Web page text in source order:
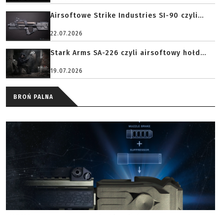
Airsoftowe Strike Industries SI-90 czyli...
22.07.2026
Stark Arms SA-226 czyli airsoftowy hołd...
19.07.2026
BROŃ PALNA